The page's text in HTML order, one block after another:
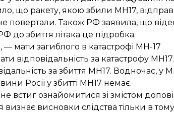
що ракету, якою збили MH17,
повертали. Також РФ заявила, що
до збиття літака це підробка.
— мати загиблого в катастрофі МН-17
відповідальність за катастрофу MH17
за збиття MH17. Водночас, у
Росії у збитті MH17 немає.
встиг ознайомитися зі змістом
визнає висновки слідства тільки в